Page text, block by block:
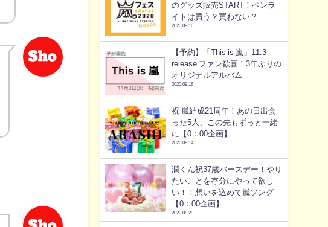
のグッズ販売START！ペンラ
イトは買う？買わない？
2020.09.16
【予約】「This is 嵐」11.3
release ファン歓喜！3年ぶりの
オリジナルアルバム
2020.09.16
祝 嵐結成21周年！あの日出会
った5人、この先もずっと一緒
に【0：00企画】
2020.09.14
潤くん祝37歳バースデー！やり
たいことを存分にやって欲し
い！！想いを込めて嵐ソング
【0：00企画】
2020.08.29